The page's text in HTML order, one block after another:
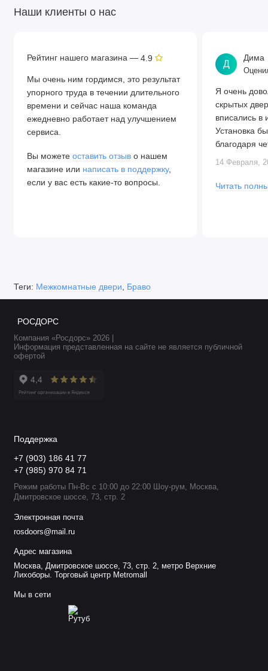
Наши клиенты о нас
Рейтинг нашего магазина — 4.9
Мы очень ним гордимся, это результат
упорного труда в течении длительного
времени и сейчас наша команда
ежедневно работает над улучшением
сервиса.
Вы можете оставить отзыв о нашем
магазине или написать в поддержку,
если у вас есть какие-то вопросы.
Д
Дима
Я очень
скрытых
вписались в
Установка
благодаря
Алексея.
14 Февраля,
Читать
Теги: Межкомнатные двери Браво
РОСДОРС
Компания «Росдорс» 2026 |
Информация представленная на сайте не является публичной
офертой
Поддержка
+7 (903) 186 41 77
+7 (985) 970 84 71
Режим работы Пн-Вс с 10:00 до 22:00 Шоу-рум, Москва,
Дмитровское шоссе, 73, стр. 2
Электронная почта
rosdoors@mail.ru
Адрес магазина
Москва, Дмитровское шоссе, 73, стр. 2, метро Верхние
Лихоборы. Торговый центр Metromall
Мы в сети